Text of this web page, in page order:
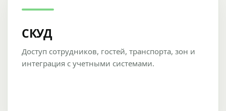
СКУД
Доступ сотрудников, гостей, транспорта, зон и
интеграция с учетными системами.